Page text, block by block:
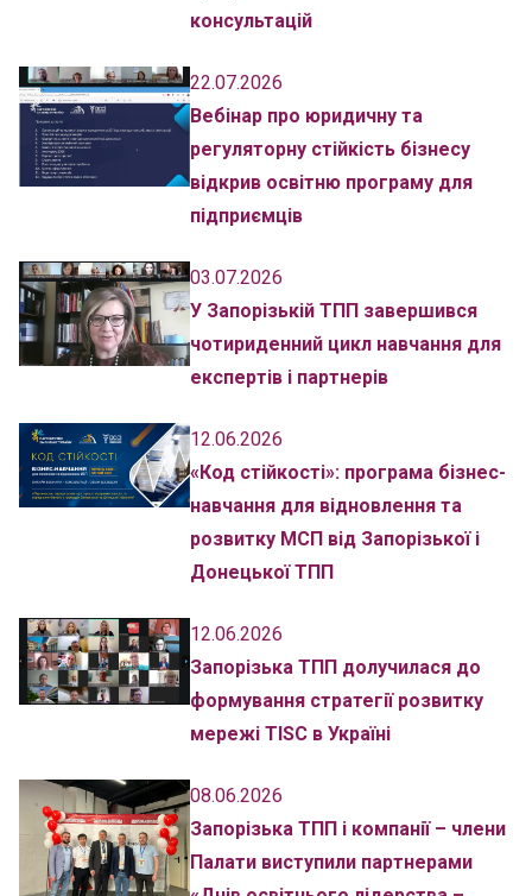
консультацій
22.07.2026
Вебінар про юридичну та
регуляторну стійкість бізнесу
відкрив освітню програму для
підприємців
03.07.2026
У Запорізькій ТПП завершився
чотириденний цикл навчання для
експертів і партнерів
12.06.2026
«Код стійкості»: програма бізнес-
навчання для відновлення та
розвитку МСП від Запорізької і
Донецької ТПП
12.06.2026
Запорізька ТПП долучилася до
формування стратегії розвитку
мережі TISC в Україні
08.06.2026
Запорізька ТПП і компанії – члени
Палати виступили партнерами